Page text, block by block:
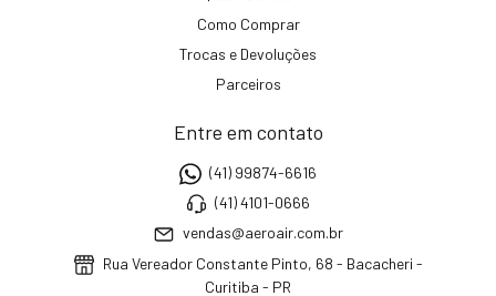
Como Comprar
Trocas e Devoluções
Parceiros
Entre em contato
(41) 99874-6616
(41) 4101-0666
vendas@aeroair.com.br
Rua Vereador Constante Pinto, 68 - Bacacheri -
Curitiba - PR